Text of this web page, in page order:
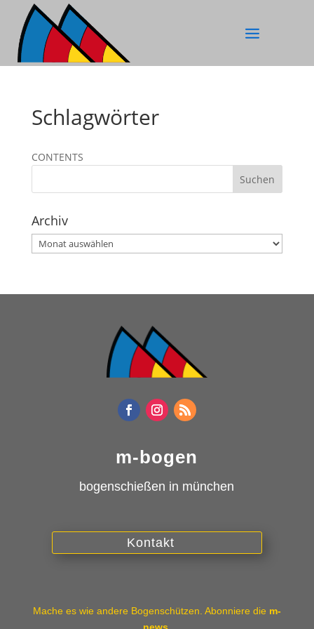
Schlagwörter
CONTENTS
Archiv
Archiv
m-bogen
bogenschießen in münchen
Kontakt
Mache es wie andere Bogenschützen. Abonniere die m-